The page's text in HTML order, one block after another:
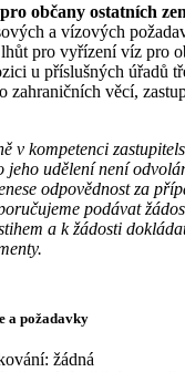
občany ostatních
a vízových
pro vyřízení víz pro
u příslušných úřadů
zahraničních věcí,
v kompetenci
jeho udělení není
odpovědnost za
podávat
a k žádosti
a požadavky
žádná